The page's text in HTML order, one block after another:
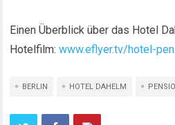
Einen Überblick über das Hotel
Hotelfilm:www.eflyer.tv/hotel-
BERLIN HOTEL DAHELM